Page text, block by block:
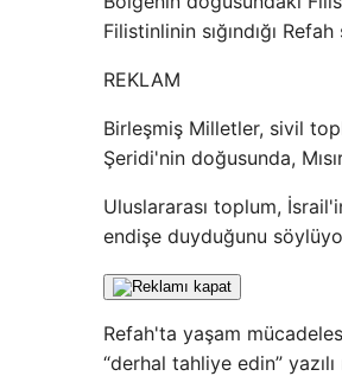
Filistinlinin sığındığı
REKLAM
Birleşmiş Milletler, sivil
Şeridi'nin doğusunda,
Uluslararası toplum,
endişe duyduğunu
Refah'ta yaşam
“derhal tahliye edin” yazılı